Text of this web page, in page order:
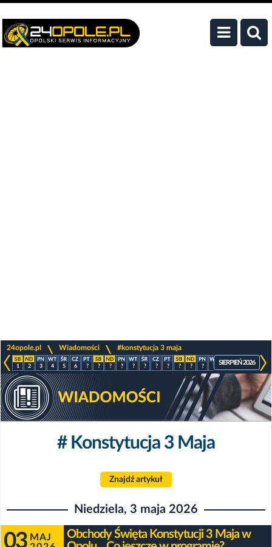
24opole.pl Wiadomości #konstytucja 3 maja
1 2 3 4 5 6 ? ? ? ? ? ? ? ? ? ? ? ? ? ? ?
SIERPIEŃ 2026
# Konstytucja 3 Maja
Znajdź artykuł
Niedziela, 3 maja 2026
03 MAJ
Obchody Święta Konstytucji 3 Maja w